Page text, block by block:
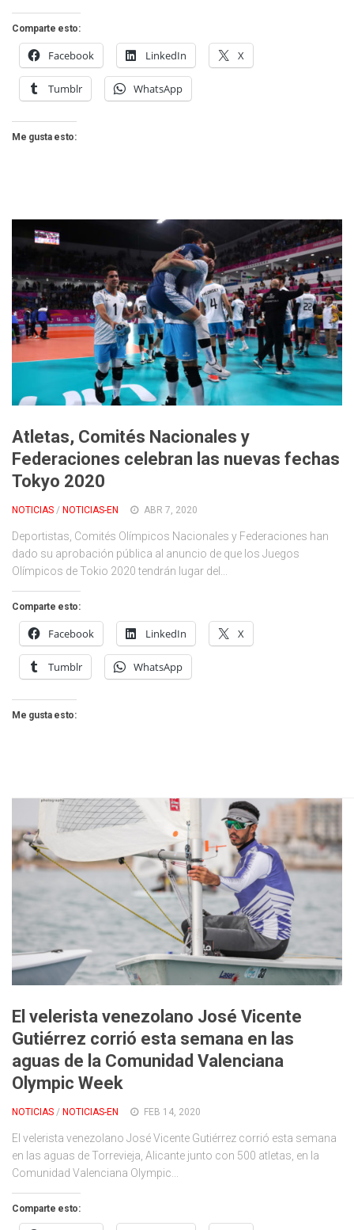
Comparte esto:
Facebook LinkedIn X
Tumblr WhatsApp
Me gusta esto:
Atletas, Comités Nacionales y
Federaciones celebran las nuevas fechas
Tokyo 2020
NOTICIAS / NOTICIAS-EN ABR 7, 2020
Deportistas, Comités Olímpicos Nacionales y Federaciones han
dado su aprobación pública al anuncio de que los Juegos
Olímpicos de Tokio 2020 tendrán lugar del...
Comparte esto:
Facebook LinkedIn X
Tumblr WhatsApp
Me gusta esto:
El velerista venezolano José Vicente
Gutiérrez corrió esta semana en las
aguas de la Comunidad Valenciana
Olympic Week
NOTICIAS / NOTICIAS-EN FEB 14, 2020
El velerista venezolano José Vicente Gutiérrez corrió esta semana
en las aguas de Torrevieja, Alicante junto con 500 atletas, en la
Comunidad Valenciana Olympic...
Comparte esto: